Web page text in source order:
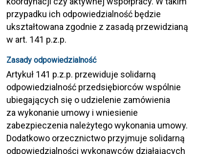
przypadku ich odpowiedzialność będzie
ukształtowana zgodnie z zasadą przewidzianą
w art. 141 p.z.p.
Zasady odpowiedzialność
Artykuł 141 p.z.p. przewiduje solidarną
odpowiedzialność przedsiębiorców wspólnie
ubiegających się o udzielenie zamówienia
za wykonanie umowy i wniesienie
zabezpieczenia należytego wykonania umowy.
Dodatkowo orzecznictwo przyjmuje solidarną
odpowiedzialności wykonawców działających